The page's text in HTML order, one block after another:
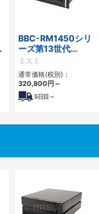
BBC-RM1450シリ
ーズ第13世代
Core・12世代
Celeron対応ラック
マウント4PCIe
ミスミ
通常価格(税別)：
320,800円～
5日目～